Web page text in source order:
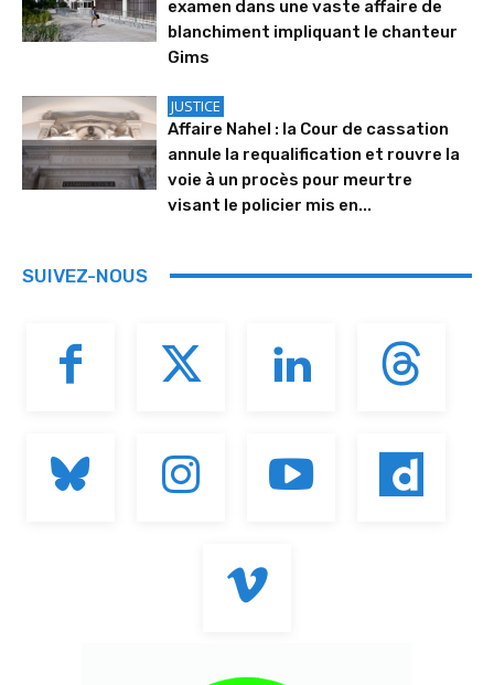
examen dans une vaste affaire de
blanchiment impliquant le chanteur
Gims
JUSTICE
Affaire Nahel : la Cour de cassation
annule la requalification et rouvre la
voie à un procès pour meurtre
visant le policier mis en...
SUIVEZ-NOUS